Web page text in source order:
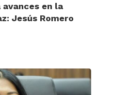
en la
Jesús Romero